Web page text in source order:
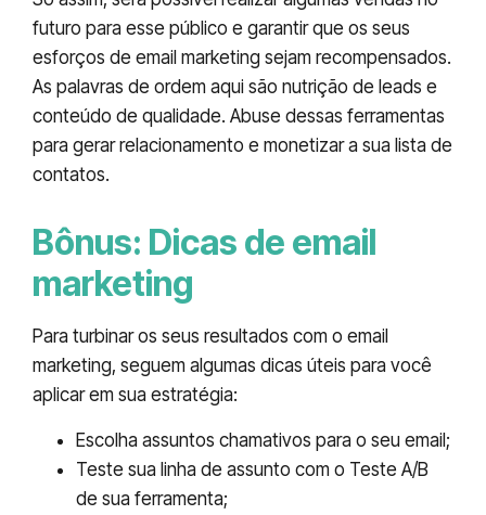
futuro para esse público e garantir que os seus
esforços de email marketing sejam recompensados.
As palavras de ordem aqui são nutrição de leads e
conteúdo de qualidade. Abuse dessas ferramentas
para gerar relacionamento e monetizar a sua lista de
contatos.
Bônus: Dicas de email
marketing
Para turbinar os seus resultados com o email
marketing, seguem algumas dicas úteis para você
aplicar em sua estratégia:
Escolha assuntos chamativos para o seu email;
Teste sua linha de assunto com o Teste A/B
de sua ferramenta;